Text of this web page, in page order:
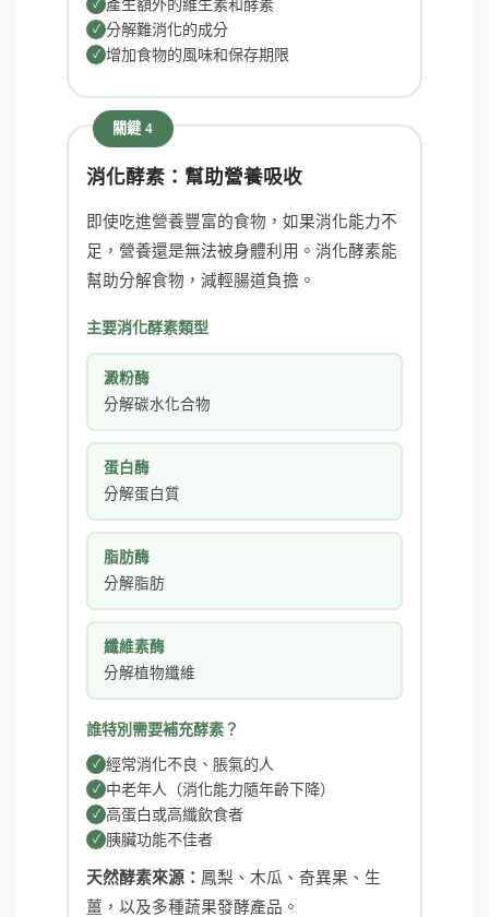
產生額外的維生素和酵素
分解難消化的成分
增加食物的風味和保存期限
關鍵 4
消化酵素：幫助營養吸收
即使吃進營養豐富的食物，如果消化能力不
足，營養還是無法被身體利用。消化酵素能
幫助分解食物，減輕腸道負擔。
主要消化酵素類型
澱粉酶
分解碳水化合物
蛋白酶
分解蛋白質
脂肪酶
分解脂肪
纖維素酶
分解植物纖維
誰特別需要補充酵素？
經常消化不良、脹氣的人
中老年人（消化能力隨年齡下降）
高蛋白或高纖飲食者
胰臟功能不佳者
天然酵素來源： 鳳梨、木瓜、奇異果、生
薑，以及多種蔬果發酵產品。